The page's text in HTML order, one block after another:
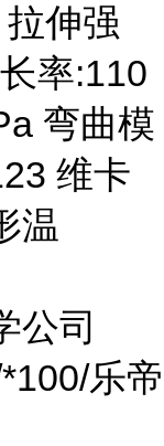
伸强
率:110
弯曲模
维卡
温
公司
乐帝